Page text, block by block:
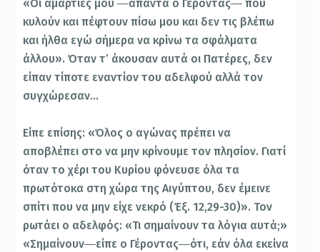
«Οι αμαρτίες μου ―απαντά ο Γέροντας― που
κυλούν και πέφτουν πίσω μου και δεν τις βλέπω
και ήλθα εγώ σήμερα να κρίνω τα σφάλματα
άλλου». Όταν τ’ άκουσαν αυτά οι Πατέρες, δεν
είπαν τίποτε εναντίον του αδελφού αλλά τον
συγχώρεσαν…
Είπε επίσης: «Όλος ο αγώνας πρέπει να
αποβλέπει στο να μην κρίνουμε τον πλησίον. Γιατί
όταν το χέρι του Κυρίου φόνευσε όλα τα
πρωτότοκα στη χώρα της Αιγύπτου, δεν έμεινε
σπίτι που να μην είχε νεκρό (Έξ. 12,29-30)». Τον
ρωτάει ο αδελφός: «Τι σημαίνουν τα λόγια αυτά;»
«Σημαίνουν―είπε ο Γέροντας―ότι, εάν όλα εκείνα